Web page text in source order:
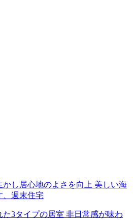
し居心地のよさを向上 美しい海
、週末住宅
3タイプの居室 非日常感が味わ